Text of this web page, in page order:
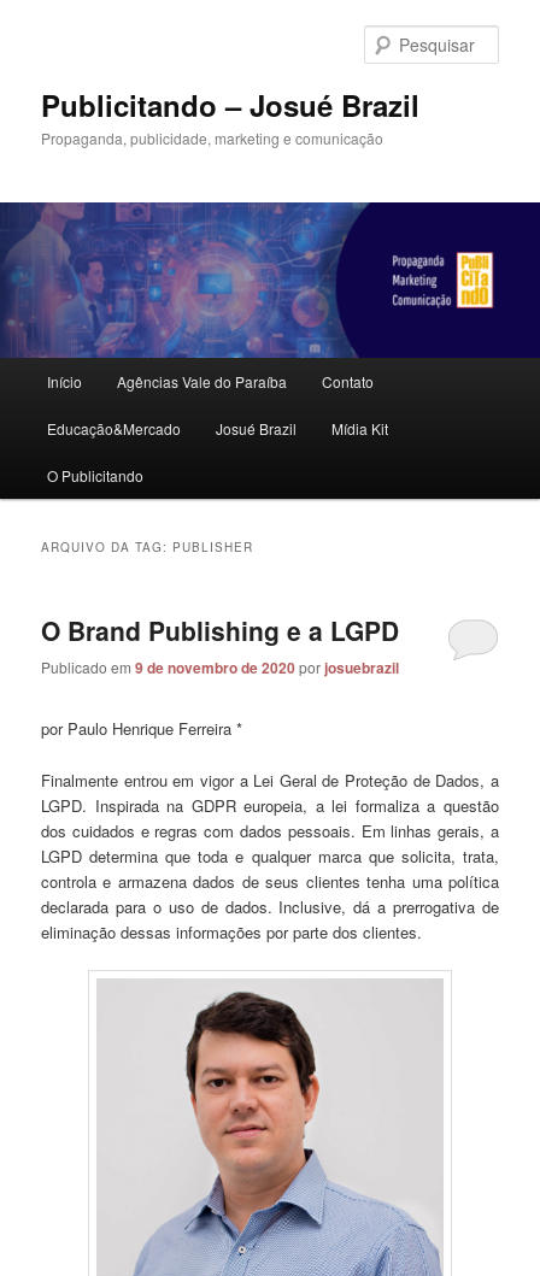
principal
secundárioPublicitando – Josué Brazil
Propaganda, publicidade, marketing e comunicação
principal
Início Agências Vale do Paraíba Contato
Educação&Mercado Josué Brazil Mídia Kit
O Publicitando
ARQUIVO DA TAG: PUBLISHER
O Brand Publishing e a LGPD
Publicado em9 de novembro de 2020porjosuebrazil
por Paulo Henrique Ferreira *
Finalmente entrou em vigor a Lei Geral de Proteção de Dados, a
LGPD. Inspirada na GDPR europeia, a lei formaliza a questão
dos cuidados e regras com dados pessoais. Em linhas gerais, a
LGPD determina que toda e qualquer marca que solicita, trata,
controla e armazena dados de seus clientes tenha uma política
declarada para o uso de dados. Inclusive, dá a prerrogativa de
eliminação dessas informações por parte dos clientes.